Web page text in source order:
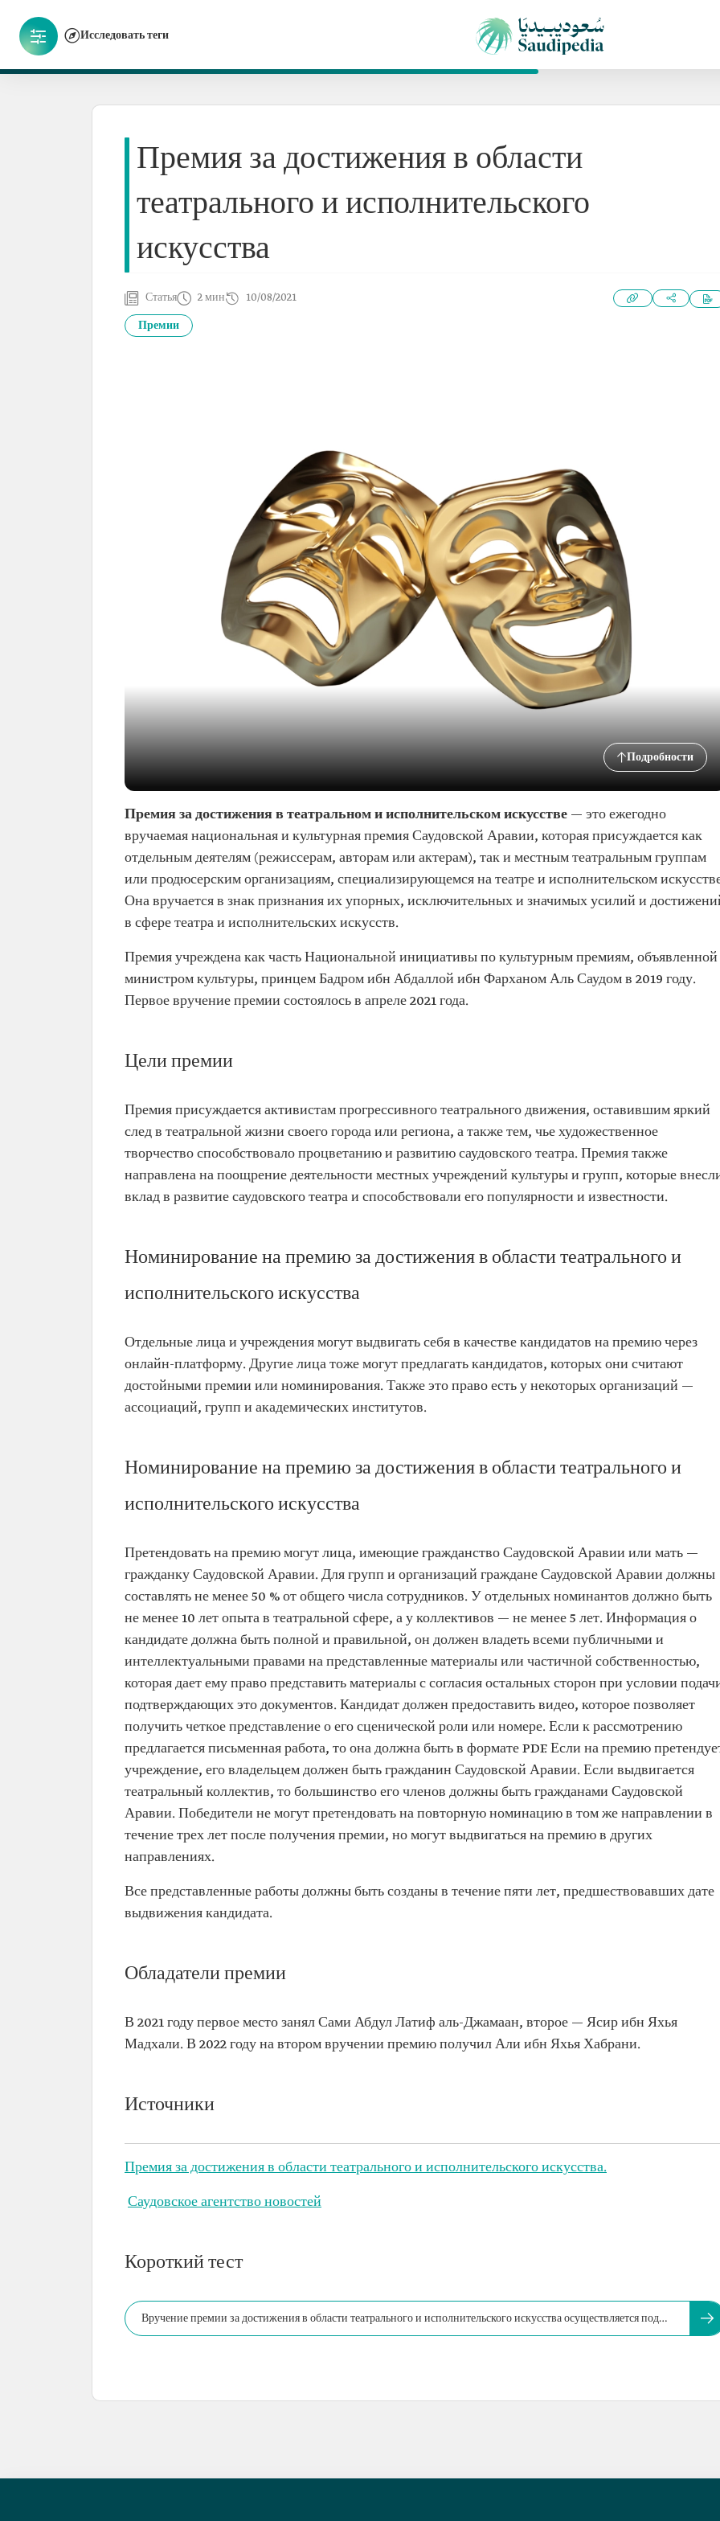
Исследовать теги
Премия за достижения в области
театрального и исполнительского
искусства
Статья 2 мин 10/08/2021
Премии
Подробности
Премия за достижения в театральном и исполнительском искусстве — это ежегодно
вручаемая национальная и культурная премия Саудовской Аравии, которая присуждается как
отдельным деятелям (режиссерам, авторам или актерам), так и местным театральным группам
или продюсерским организациям, специализирующемся на театре и исполнительском
Она вручается в знак признания их упорных, исключительных и значимых усилий и
в сфере театра и исполнительских искусств.
Премия учреждена как часть Национальной инициативы по культурным премиям, объявленной
министром культуры, принцем Бадром ибн Абдаллой ибн Фарханом Аль Саудом в 2019 году.
Первое вручение премии состоялось в апреле 2021 года.
Цели премии
Премия присуждается активистам прогрессивного театрального движения, оставившим яркий
след в театральной жизни своего города или региона, а также тем, чье художественное
творчество способствовало процветанию и развитию саудовского театра. Премия также
направлена на поощрение деятельности местных учреждений культуры и групп, которые
вклад в развитие саудовского театра и способствовали его популярности и известности.
Номинирование на премию за достижения в области театрального и
исполнительского искусства
Отдельные лица и учреждения могут выдвигать себя в качестве кандидатов на премию через
онлайн-платформу. Другие лица тоже могут предлагать кандидатов, которых они считают
достойными премии или номинирования. Также это право есть у некоторых организаций —
ассоциаций, групп и академических институтов.
Номинирование на премию за достижения в области театрального и
исполнительского искусства
Претендовать на премию могут лица, имеющие гражданство Саудовской Аравии или мать —
гражданку Саудовской Аравии. Для групп и организаций граждане Саудовской Аравии должны
составлять не менее 50 % от общего числа сотрудников. У отдельных номинантов должно быть
не менее 10 лет опыта в театральной сфере, а у коллективов — не менее 5 лет. Информация о
кандидате должна быть полной и правильной, он должен владеть всеми публичными и
интеллектуальными правами на представленные материалы или частичной собственностью,
которая дает ему право представить материалы с согласия остальных сторон при условии
подтверждающих это документов. Кандидат должен предоставить видео, которое позволяет
получить четкое представление о его сценической роли или номере. Если к рассмотрению
предлагается письменная работа, то она должна быть в формате PDF. Если на премию
учреждение, его владельцем должен быть гражданин Саудовской Аравии. Если выдвигается
театральный коллектив, то большинство его членов должны быть гражданами Саудовской
Аравии. Победители не могут претендовать на повторную номинацию в том же направлении в
течение трех лет после получения премии, но могут выдвигаться на премию в других
направлениях.
Все представленные работы должны быть созданы в течение пяти лет, предшествовавших дате
выдвижения кандидата.
Обладатели премии
В 2021 году первое место занял Сами Абдул Латиф аль-Джамаан, второе — Ясир ибн Яхья
Мадхали. В 2022 году на втором вручении премию получил Али ибн Яхья Хабрани.
Источники
Премия за достижения в области театрального и исполнительского искусства.
Саудовское агентство новостей
Короткий тест
Вручение премии за достижения в области театрального и исполнительского искусства осуществляется под